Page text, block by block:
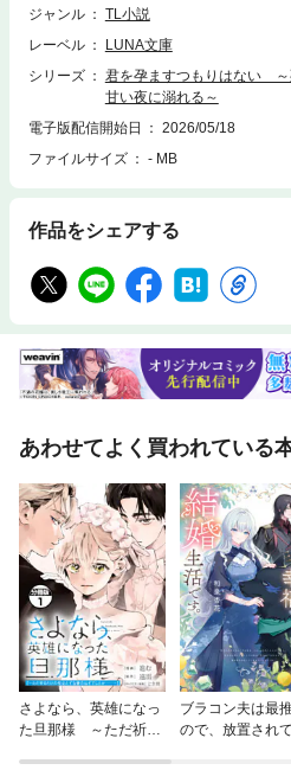
秘められた真実とは？
ジャンル
TL小説
レーベル
LUNA文庫
シリーズ
君を孕ますつもりはない ～
甘い夜に溺れる～
電子版配信開始日
2026/05/18
ファイルサイズ
- MB
作品をシェアする
あわせてよく買われている
さよなら、英雄になっ
た旦那様 ～ただ祈る
ブラコン夫は最
ので、放置され